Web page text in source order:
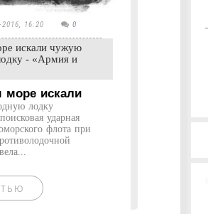
16:20 0
искали чужую
- «Армия и
море искали
лодку
ударная
флота при